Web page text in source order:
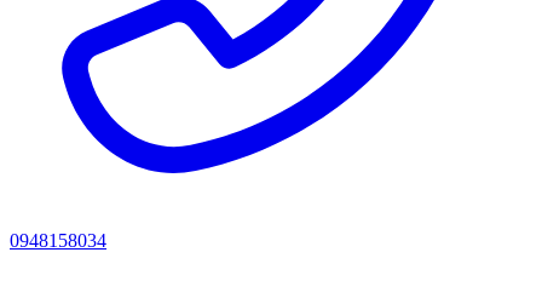
0948158034